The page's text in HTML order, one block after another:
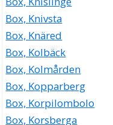
Box, Knivsta
Box, Knäred
Box, Kolbäck
Box, Kolmården
Box, Kopparberg
Box, Korpilombolo
Box, Korsberga